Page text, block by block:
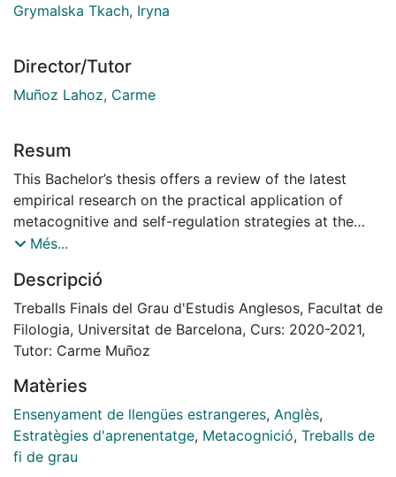
Grymalska Tkach, Iryna
Director/Tutor
Muñoz Lahoz, Carme
Resum
This Bachelor’s thesis offers a review of the latest
empirical research on the practical application of
metacognitive and self-regulation strategies at the
elementary/secondary and tertiary levels. The analysis
that other researchers employed in the FL classroom
as well as methods and instruments used to gauge
learners’ achievements. The overall picture that
emerged from the studies reviewed is discussed in
these implications, the thesis further offers a 4-hour
learning intervention targeted at high-school students
in the context of Catalan secondary education. Its
main goal aims at developing their metacognitive and
Més...
Descripció
Treballs Finals del Grau d'Estudis Anglesos, Facultat de
Filologia, Universitat de Barcelona, Curs: 2020-2021,
Tutor: Carme Muñoz
Matèries
Ensenyament de llengües estrangeres, Anglès,
Estratègies d'aprenentatge, Metacognició, Treballs de
fi de grau